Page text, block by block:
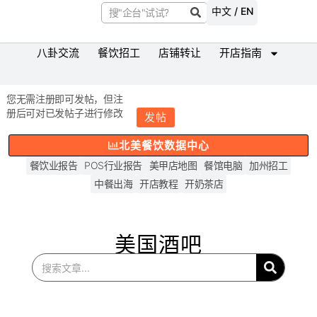
中文 / EN
八卦交流 餐饮招工 店铺转让 开店指南
您无需注册即可发帖，但注
册后可对已发帖子进行修改
发帖
北美餐饮数据中心
餐饮业报告 POS行业报告 美甲店地图 餐馆电脑
加州招工
中餐出海 开店教程 开奶茶店
美国酒吧